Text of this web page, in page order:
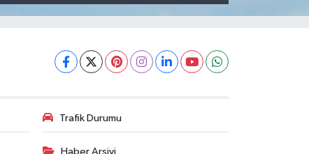
Trafik Durumu
Haber Arşivi